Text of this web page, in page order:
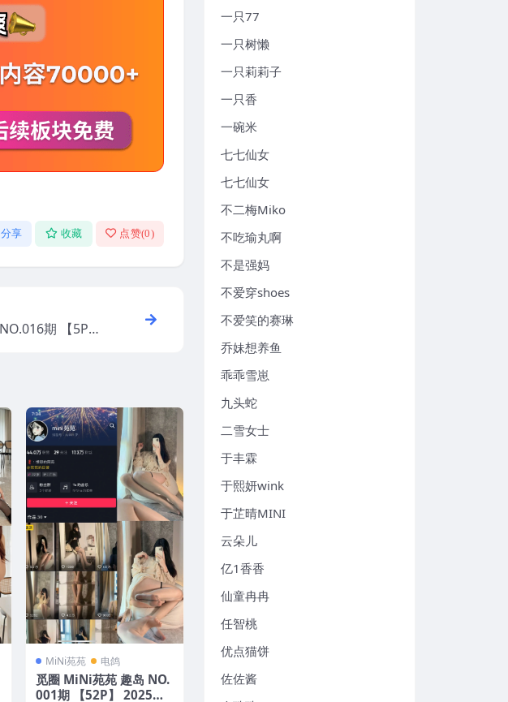
分享 收藏 点赞(0)
期 【5P2
MiNi苑苑 电鸽
觅圈 MiNi苑苑 趣岛 NO.
001期 【52P】 2025年
一只77
一只树懒
一只莉莉子
一只香
一碗米
七七仙女
七七仙女
不二梅Miko
不吃瑜丸啊
不是强妈
不爱穿shoes
不爱笑的赛琳
乔妹想养鱼
乖乖雪崽
九头蛇
二雪女士
于丰霖
于熙妍wink
于芷晴MINI
云朵儿
亿1香香
仙童冉冉
任智桃
优点猫饼
佐佐酱